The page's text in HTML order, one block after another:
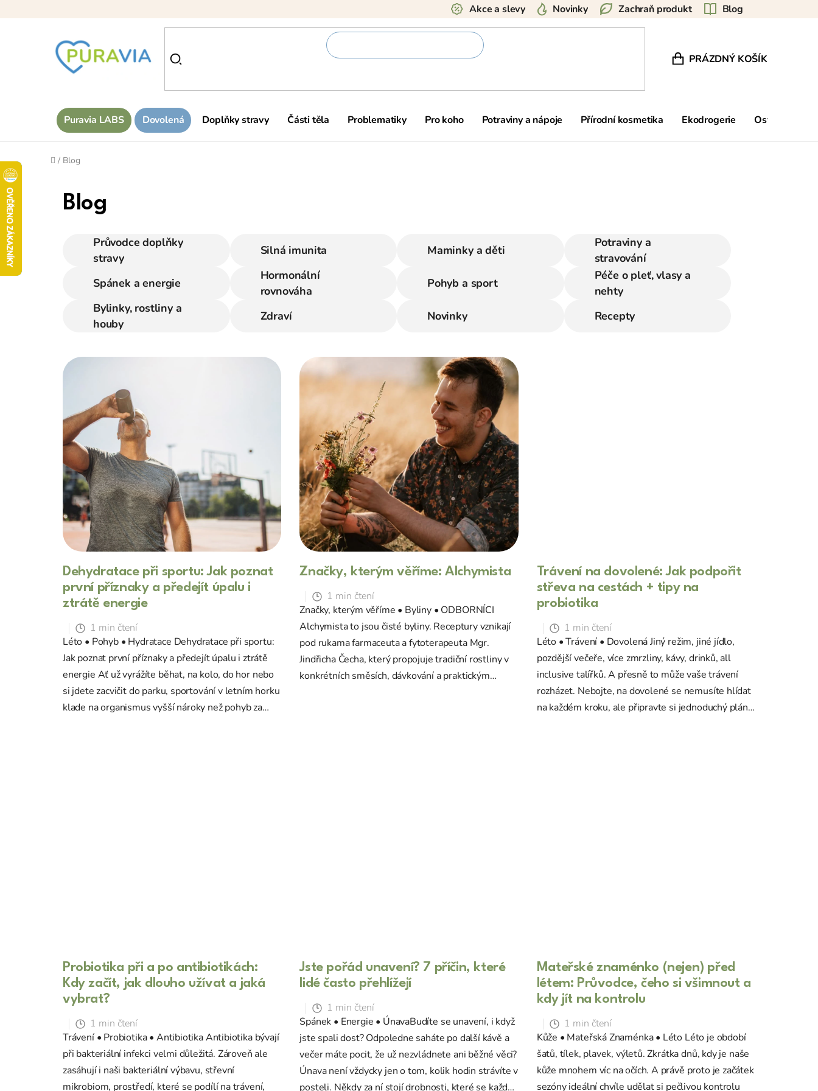
Blog
Zachraň produkt
Novinky
Akce a slevy
NÁKUPNÍ KOŠÍK
PRÁZDNÝ KOŠÍK
Puravia LABS Dovolená Doplňky stravy Části těla Problematiky Pro koho Potraviny a nápoje Přírodní kosmetika Ekodrogerie Ostatní
Domů
/ Blog
Blog
Průvodce doplňky
stravy
Silná imunita Maminky a děti
Potraviny a
stravování
Spánek a energie
Hormonální
rovnováha
Pohyb a sport
Péče o pleť, vlasy a
nehty
Bylinky, rostliny a
houby
Zdraví Novinky Recepty
V
ý
s
č
á
n
k
ů
Dehydratace při sportu: Jak poznat
první příznaky a předejít úpalu i
ztrátě energie
1 min čtení
Léto • Pohyb • Hydratace Dehydratace při sportu:
Jak poznat první příznaky a předejít úpalu i ztrátě
energie Ať už vyrážíte běhat, na kolo, do hor nebo
si jdete zacvičit do parku, sportování v letním horku
klade na organismus vyšší nároky než pohyb za
Značky, kterým věříme: Alchymista
1 min čtení
Značky, kterým věříme • Byliny • ODBORNÍCI
Alchymista to jsou čisté byliny. Receptury vznikají
pod rukama farmaceuta a fytoterapeuta Mgr.
Jindřicha Čecha, který propojuje tradiční rostliny v
konkrétních směsích, dávkování a praktickým
Trávení na dovolené: Jak podpořit
střeva na cestách + tipy na
probiotika
1 min čtení
Léto • Trávení • Dovolená Jiný režim, jiné jídlo,
pozdější večeře, více zmrzliny, kávy, drinků, all
inclusive talířků. A přesně to může vaše trávení
rozházet. Nebojte, na dovolené se nemusíte hlídat
na každém kroku, ale připravte si jednoduchý plán,
Probiotika při a po antibiotikách:
Kdy začít, jak dlouho užívat a jaká
vybrat?
1 min čtení
Trávení • Probiotika • Antibiotika Antibiotika bývají
při bakteriální infekci velmi důležitá. Zároveň ale
zasáhují i naši bakteriální výbavu, střevní
mikrobiom, prostředí, které se podílí na trávení,
Jste pořád unavení? 7 příčin, které
lidé často přehlížejí
1 min čtení
Spánek • Energie • ÚnavaBudíte se unavení, i když
jste spali dost? Odpoledne saháte po další kávě a
večer máte pocit, že už nezvládnete ani běžné věci?
Únava není vždycky jen o tom, kolik hodin strávíte v
posteli. Někdy za ní stojí drobnosti, které se každý
Mateřské znaménko (nejen) před
létem: Průvodce, čeho si všimnout a
kdy jít na kontrolu
1 min čtení
Kůže • Mateřská Znaménka • Léto Léto je období
šatů, tílek, plavek, výletů. Zkrátka dnů, kdy je naše
kůže mnohem víc na očích. A právě proto je začátek
sezóny ideální chvíle udělat si pečlivou kontrolu